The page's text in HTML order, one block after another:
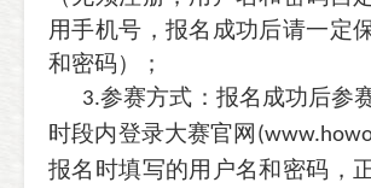
用手机号，报名成功后请一定
和密码）；
3.参赛方式：报名成功后参
时段内登录大赛官网
报名时填写的用户名和密码，